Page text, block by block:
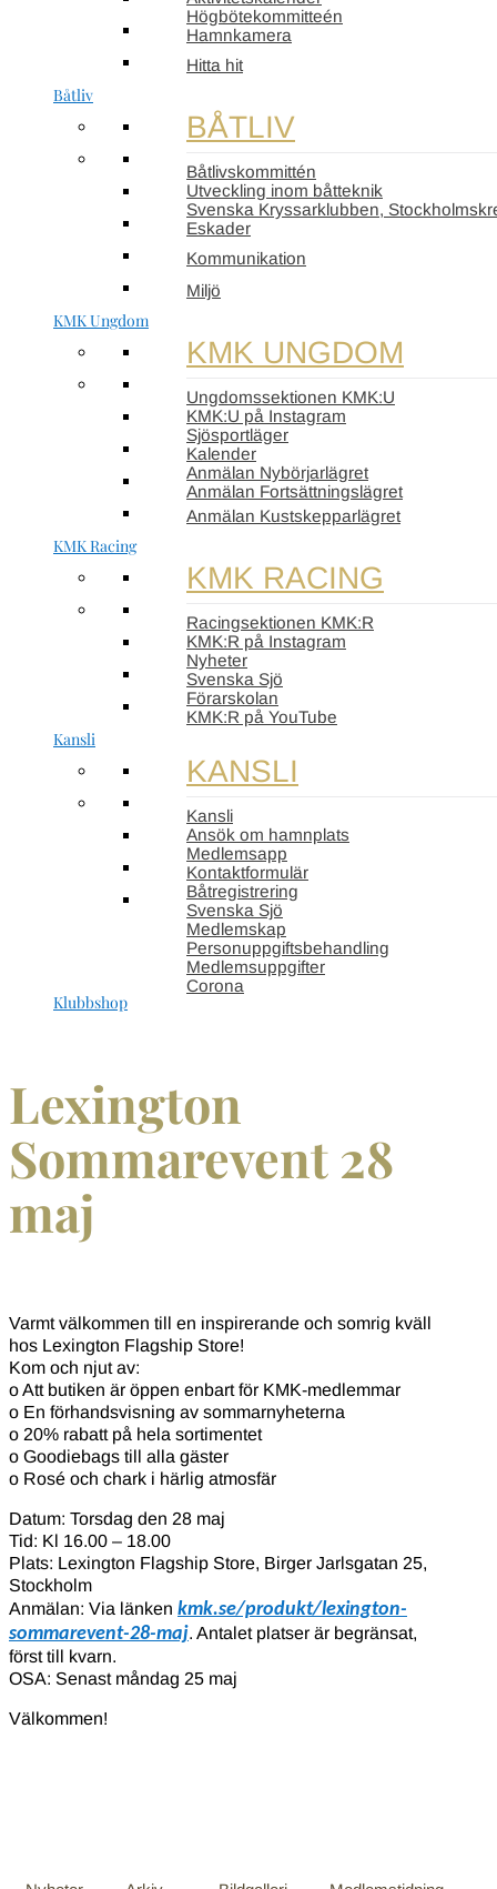
Högbötekommitteén
Hamnkamera
Hitta hit
Båtliv
BÅTLIV
Båtlivskommittén
Utveckling inom båtteknik
Svenska Kryssarklubben,
Eskader
Kommunikation
Miljö
KMK Ungdom
KMK UNGDOM
Ungdomssektionen KMK:U
KMK:U på Instagram
Sjösportläger
Kalender
Anmälan Nybörjarlägret
Anmälan Fortsättningslägret
Anmälan Kustskepparlägret
KMK Racing
KMK RACING
Racingsektionen KMK:R
KMK:R på Instagram
Nyheter
Svenska Sjö
Förarskolan
KMK:R på YouTube
Kansli
KANSLI
Kansli
Ansök om hamnplats
Medlemsapp
Kontaktformulär
Båtregistrering
Svenska Sjö
Medlemskap
Personuppgiftsbehandling
Medlemsuppgifter
Corona
Klubbshop
Lexington
Sommarevent 28
maj
Varmt välkommen till en inspirerande och somrig kväll
hos Lexington Flagship Store!
Kom och njut av:
o Att butiken är öppen enbart för KMK-medlemmar
o En förhandsvisning av sommarnyheterna
o 20% rabatt på hela sortimentet
o Goodiebags till alla gäster
o Rosé och chark i härlig atmosfär
Datum: Torsdag den 28 maj
Tid: Kl 16.00 – 18.00
Plats: Lexington Flagship Store, Birger Jarlsgatan 25,
Stockholm
Anmälan: Via länken kmk.se/produkt/lexington-
sommarevent-28-maj. Antalet platser är begränsat,
först till kvarn.
OSA: Senast måndag 25 maj
Välkommen!